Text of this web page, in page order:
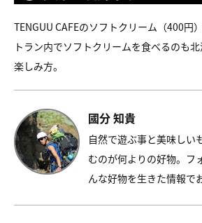
TENGUU CAFEのソフトクリーム（400円
トラン内でソフトクリームを食べるのも
楽しみ方。
國分 知貴
自然で遊ぶ事と美味しい
むのが何よりの好物。フ
んな好物を生きた情報で